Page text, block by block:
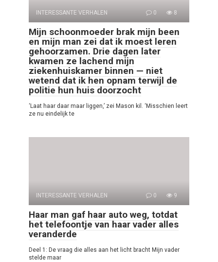
INTERESSANTE VERHALEN 0 8
Mijn schoonmoeder brak mijn been
en mijn man zei dat ik moest leren
gehoorzamen. Drie dagen later
kwamen ze lachend mijn
ziekenhuiskamer binnen — niet
wetend dat ik hen opnam terwijl de
politie hun huis doorzocht
‘Laat haar daar maar liggen,’ zei Mason kil. ‘Misschien leert
ze nu eindelijk te
INTERESSANTE VERHALEN 0 9
Haar man gaf haar auto weg, totdat
het telefoontje van haar vader alles
veranderde
Deel 1: De vraag die alles aan het licht bracht Mijn vader
stelde maar